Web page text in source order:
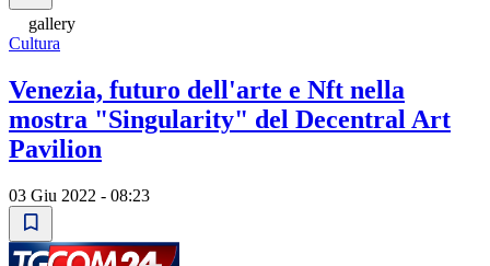
gallery
Cultura
Venezia, futuro dell'arte e Nft nella
mostra "Singularity" del Decentral Art
Pavilion
03 Giu 2022 - 08:23